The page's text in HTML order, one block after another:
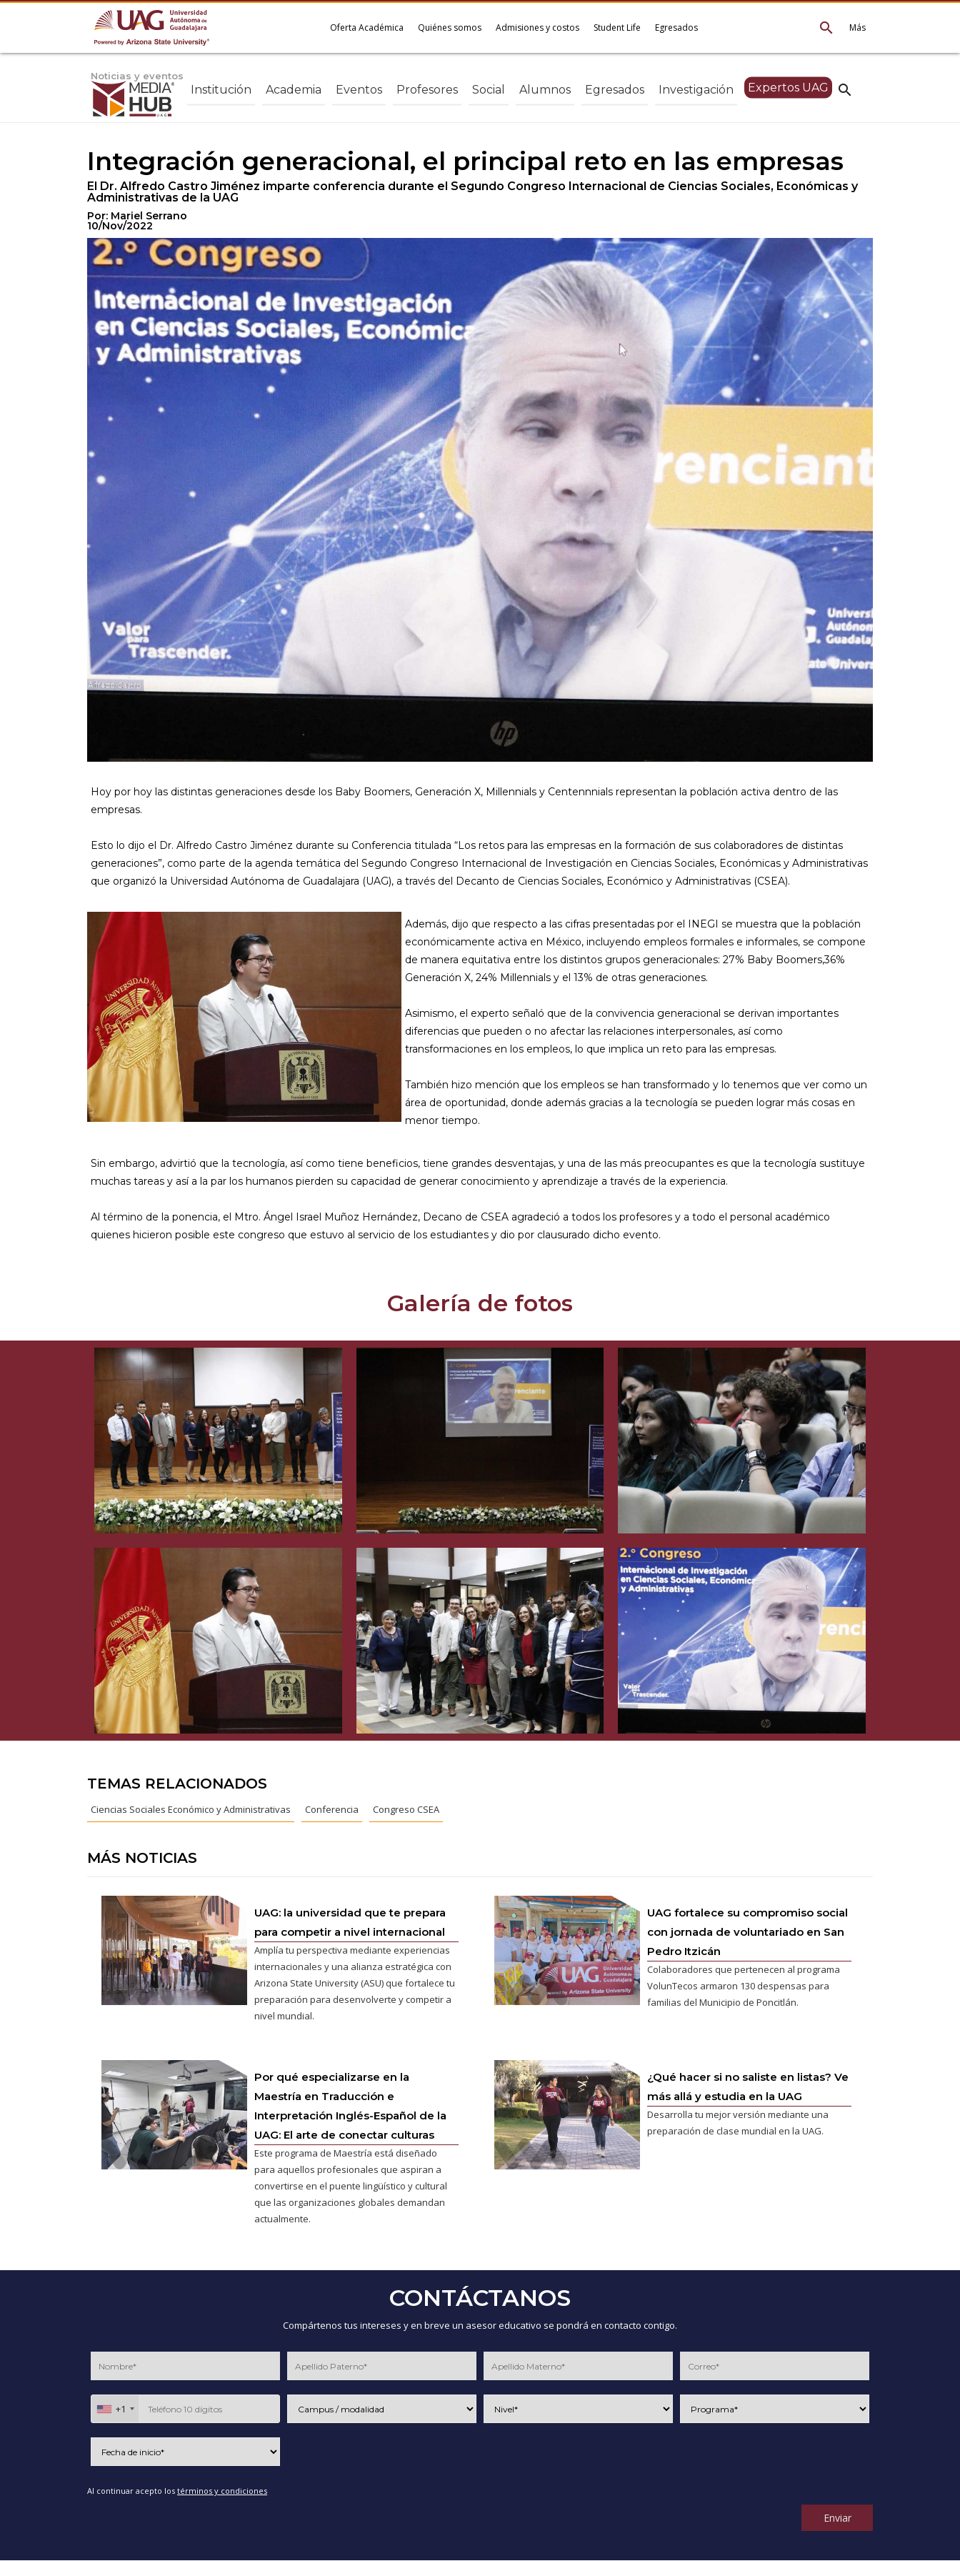
Más
search
Oferta Académica Quiénes somos Admisiones y costos Student Life Egresados
Noticias y eventos
search
Institución Academia Eventos Profesores Social Alumnos Egresados Investigación Expertos UAG
Integración generacional, el principal reto en las empresas
El Dr. Alfredo Castro Jiménez imparte conferencia durante el Segundo Congreso Internacional de Ciencias Sociales, Económicas y
Administrativas de la UAG
Por: Mariel Serrano
10/Nov/2022
Hoy por hoy las distintas generaciones desde los Baby Boomers, Generación X, Millennials y Centennnials representan la población activa dentro de las
empresas.
Esto lo dijo el Dr. Alfredo Castro Jiménez durante su Conferencia titulada “Los retos para las empresas en la formación de sus colaboradores de distintas
generaciones”, como parte de la agenda temática del Segundo Congreso Internacional de Investigación en Ciencias Sociales, Económicas y Administrativas
que organizó la Universidad Autónoma de Guadalajara (UAG), a través del Decanto de Ciencias Sociales, Económico y Administrativas (CSEA).
Además, dijo que respecto a las cifras presentadas por el INEGI se muestra que la población
económicamente activa en México, incluyendo empleos formales e informales, se compone
de manera equitativa entre los distintos grupos generacionales: 27% Baby Boomers,36%
Generación X, 24% Millennials y el 13% de otras generaciones.
Asimismo, el experto señaló que de la convivencia generacional se derivan importantes
diferencias que pueden o no afectar las relaciones interpersonales, así como
transformaciones en los empleos, lo que implica un reto para las empresas.
También hizo mención que los empleos se han transformado y lo tenemos que ver como un
área de oportunidad, donde además gracias a la tecnología se pueden lograr más cosas en
menor tiempo.
Sin embargo, advirtió que la tecnología, así como tiene beneficios, tiene grandes desventajas, y una de las más preocupantes es que la tecnología sustituye
muchas tareas y así a la par los humanos pierden su capacidad de generar conocimiento y aprendizaje a través de la experiencia.
Al término de la ponencia, el Mtro. Ángel Israel Muñoz Hernández, Decano de CSEA agradeció a todos los profesores y a todo el personal académico
quienes hicieron posible este congreso que estuvo al servicio de los estudiantes y dio por clausurado dicho evento.
Galería de fotos
TEMAS RELACIONADOS
Ciencias Sociales Económico y Administrativas Conferencia Congreso CSEA
MÁS NOTICIAS
UAG: la universidad que te prepara
para competir a nivel internacional
Amplía tu perspectiva mediante experiencias
internacionales y una alianza estratégica con
Arizona State University (ASU) que fortalece tu
preparación para desenvolverte y competir a
nivel mundial.
UAG fortalece su compromiso social
con jornada de voluntariado en San
Pedro Itzicán
Colaboradores que pertenecen al programa
VolunTecos armaron 130 despensas para
familias del Municipio de Poncitlán.
Por qué especializarse en la
Maestría en Traducción e
Interpretación Inglés-Español de la
UAG: El arte de conectar culturas
Este programa de Maestría está diseñado
para aquellos profesionales que aspiran a
convertirse en el puente lingüístico y cultural
que las organizaciones globales demandan
actualmente.
¿Qué hacer si no saliste en listas? Ve
más allá y estudia en la UAG
Desarrolla tu mejor versión mediante una
preparación de clase mundial en la UAG.
CONTÁCTANOS
Compártenos tus intereses y en breve un asesor educativo se pondrá en contacto contigo.
+1
Al continuar acepto los términos y condiciones
Enviar